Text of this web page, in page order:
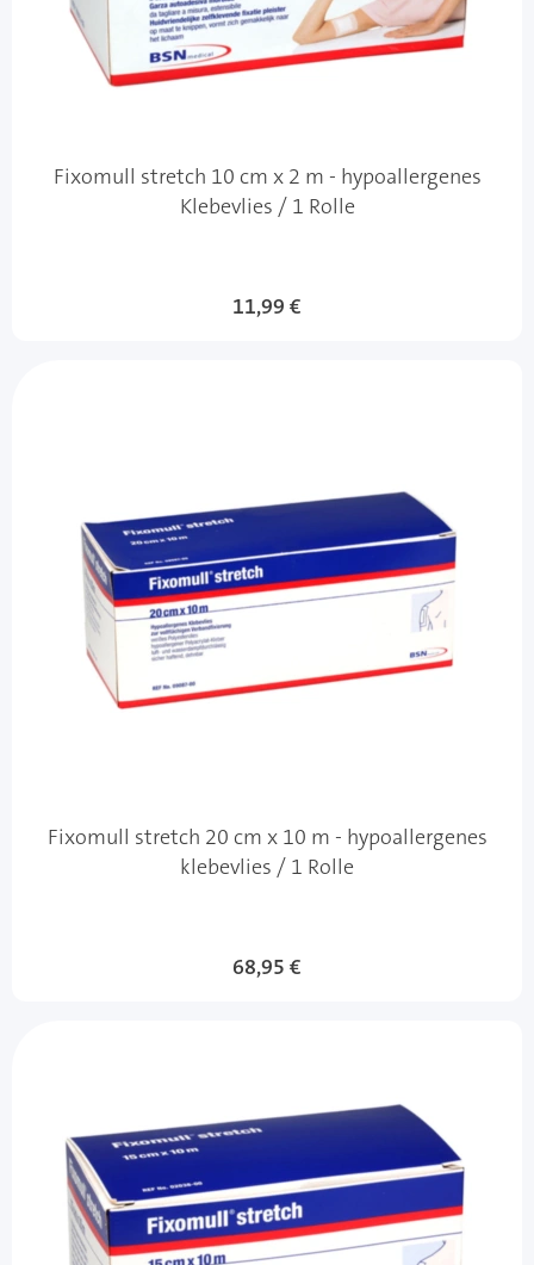
Fixomull stretch 10 cm x 2 m - hypoallergenes
Klebevlies / 1 Rolle
11,99 €
Fixomull stretch 20 cm x 10 m - hypoallergenes
klebevlies / 1 Rolle
68,95 €